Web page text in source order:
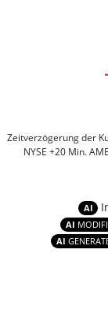
Zeitverzögerung der
NYSE +20 Min.
AI
AI
AI